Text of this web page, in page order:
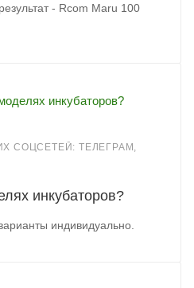
- Rcom Maru 100
СОЦСЕТЕЙ: ТЕЛЕГРАМ,
инкубаторов?
индивидуально.